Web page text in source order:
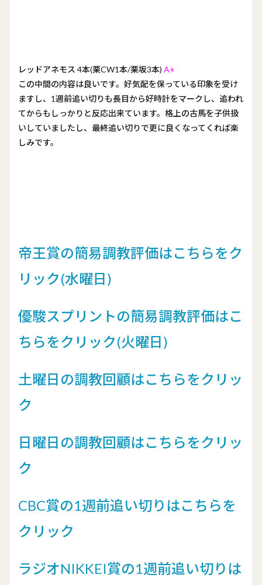
レッドアネモス 4本(栗CW1本/栗坂3本) A+
この中間の内容は良いです。好気配を保っている印象を受け
ますし、1週前追い切りも長目から好時計をマークし、追われ
てからもしっかりと反応出来ています。格上の古馬を子供扱
いしていましたし、最終追い切りで更に良くなってくれば楽
しみです。
帝王賞の簡易調教評価はこちらをク
リック(水曜日)
優駿スプリントの簡易調教評価はこ
ちらをクリック(火曜日)
土曜日の調教回顧はこちらをクリッ
ク
日曜日の調教回顧はこちらをクリッ
ク
CBC賞の1週前追い切りはこちらを
クリック
ラジオNIKKEI賞の1週前追い切りは